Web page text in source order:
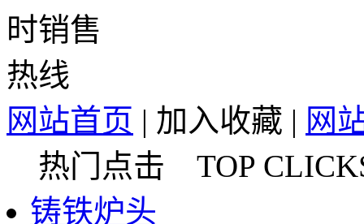
网站首页 | 加入收藏 | 网
热门点击 TOP
铸铁炉头